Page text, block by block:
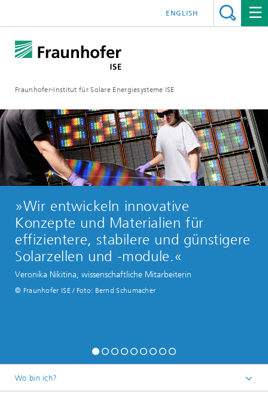
Fraunhofer-Institut für Solare Energiesysteme ISE
ENGLISH
»Wir entwickeln innovative
Konzepte und Materialien für
effizientere, stabilere und günstigere
Solarzellen und -module.«
Veronika Nikitina, wissenschaftliche Mitarbeiterin
© Fraunhofer ISE / Foto: Bernd Schumacher
Wo bin ich?